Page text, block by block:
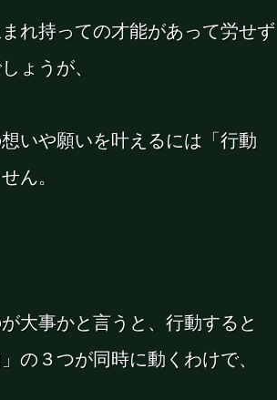
れ持っての才能があって労せず
ょうが、
いや願いを叶えるには「行動
ん。
大事かと言うと、行動すると
の３つが同時に動くわけで、